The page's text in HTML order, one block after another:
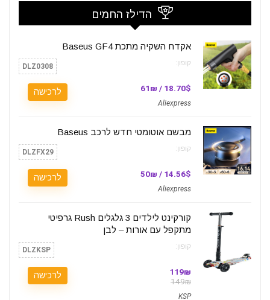
הדילז החמים
אקדח השקיה מתכת Baseus GF4
קופון: DLZ0308
18.70$ / 61₪
Aliexpress
לרכישה
מבשם אוטומטי חדש לרכב Baseus
קופון: DLZFX29
14.56$ / 50₪
Aliexpress
לרכישה
קורקינט לילדים 3 גלגלים Rush גרפיטי
מתקפל עם אורות – לבן
קופון: DLZKSP
119₪
149₪
KSP
לרכישה